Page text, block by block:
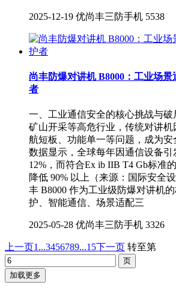
2025-12-19 优尚丰三防手机 5538
尚丰防爆对讲机 B8000：工业场
者
一、工业通信安全的核心挑战与破
矿山开采等高危行业，传统对讲
航短板、功能单一等问题，成为安
数据显示，全球每年因通信设备
12%，而符合Ex ib IIB T4 Gb标准
降低 90% 以上（来源：国际安全
丰 B8000 作为工业级防爆对讲机
护、智能通信、场景适配三
2025-05-28 优尚丰三防手机 3326
上一页1...3456789...15下一页 转至第
加载更多